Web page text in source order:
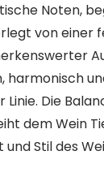
Noten,
von einer
harmonisch
Die
dem Wein
und Stil des